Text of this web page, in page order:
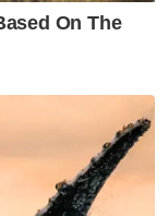
abah tiada'
keluarga'